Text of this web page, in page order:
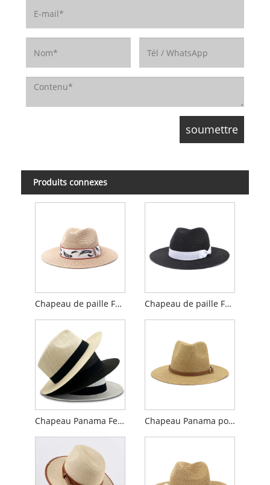
Produits connexes
Chapeau de paille Fedora pour homme avec logo personnalisé Chapeau de paille Fedora Bowknot pour homme
Chapeau Panama Fedora à ruban noir Five Grass Chapeau Panama pour homme en tissu de papier de haute qualité